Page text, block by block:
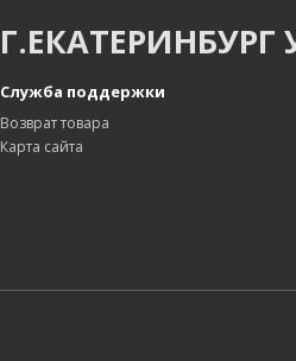
Служба поддержки
Возврат товара
Карта сайта